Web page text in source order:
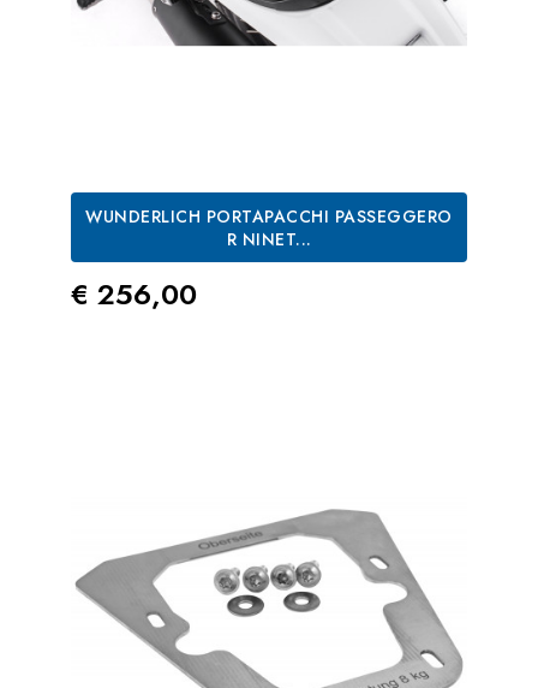
WUNDERLICH PORTAPACCHI PASSEGGERO
R NINET...
Prezzo
€ 256,00